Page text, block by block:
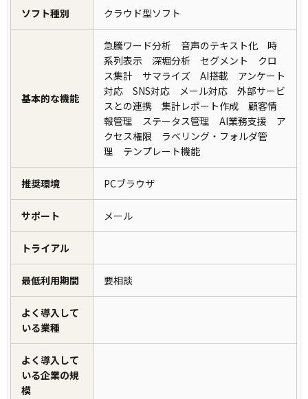
ソフト種別 クラウド型ソフト
基本的な機能
急騰ワード分析 音声のテキスト化 時
系列表示 深堀分析 セグメント クロ
ス集計 サマライズ AI搭載 アンケート
対応 SNS対応 メール対応 外部サービ
スとの連携 集計レポート作成 顧客情
報管理 ステータス管理 AI業務支援 ア
クセス権限 ラベリング・フォルダ管
理 テンプレート機能
推奨環境 PCブラウザ
サポート メール
トライアル
最低利用期間 要相談
よく導入して
いる業種
よく導入して
いる企業の規
模